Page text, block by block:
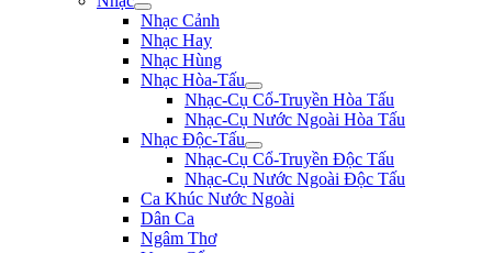
Nhạc Cảnh
Nhạc Hay
Nhạc Hùng
Nhạc Hòa-Tấu
Nhạc-Cụ Cổ-Truyền Hòa Tấu
Nhạc-Cụ Nước Ngoài Hòa Tấu
Nhạc Độc-Tấu
Nhạc-Cụ Cổ-Truyền Độc Tấu
Nhạc-Cụ Nước Ngoài Độc Tấu
Ca Khúc Nước Ngoài
Dân Ca
Ngâm Thơ